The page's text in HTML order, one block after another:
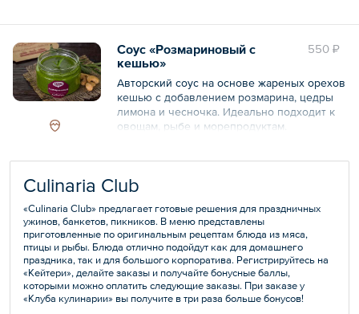
Общий вес – 250 г
550 ₽
Соус «Розмариновый с
кешью»
Авторский соус на основе жареных орехов
кешью с добавлением розмарина, цедры
лимона и чесночка. Идеально подходит к
овощам, рыбе и морепродуктам.
Culinaria Club
«Culinaria Сlub» предлагает готовые решения для праздничных
ужинов, банкетов, пикников. В меню представлены
приготовленные по оригинальным рецептам блюда из мяса,
птицы и рыбы. Блюда отлично подойдут как для домашнего
праздника, так и для большого корпоратива. Регистрируйтесь на
«Кейтери», делайте заказы и получайте бонусные баллы,
которыми можно оплатить следующие заказы. При заказе у
«Клуба кулинарии» вы получите в три раза больше бонусов!